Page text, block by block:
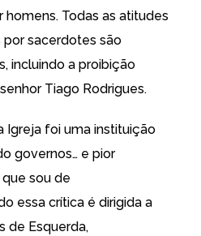
homens. Todas as atitudes
por sacerdotes são
incluindo a proibição
Tiago Rodrigues.
Igreja foi uma instituição
governos… e pior
sou de
essa crítica é dirigida a
de Esquerda,